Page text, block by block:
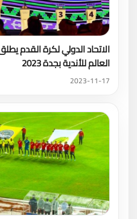
الاتحاد الدولي لكرة القدم
العالم للأندية بجدة 2023
2023-11-17